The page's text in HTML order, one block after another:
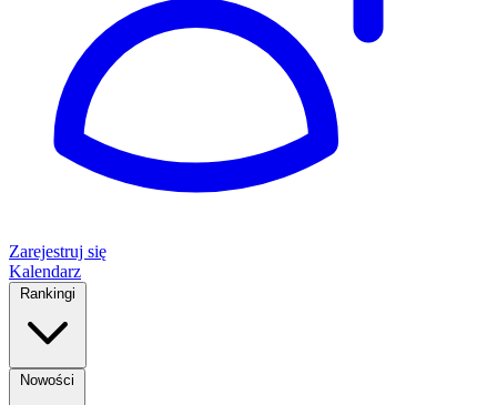
Zarejestruj się
Kalendarz
Rankingi
Nowości